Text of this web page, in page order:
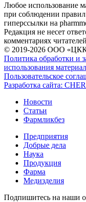
Любое использование
при соблюдении
гиперссылки на
Редакция не несет
комментариях
© 2019-2026 ООО
Политика обработки и
использования
Пользовательское
Разработка сайта:
Новости
Статьи
Фармликбез
Предприятия
Добрые дела
Наука
Продукция
Фарма
Медизделия
Подпишитесь на наши